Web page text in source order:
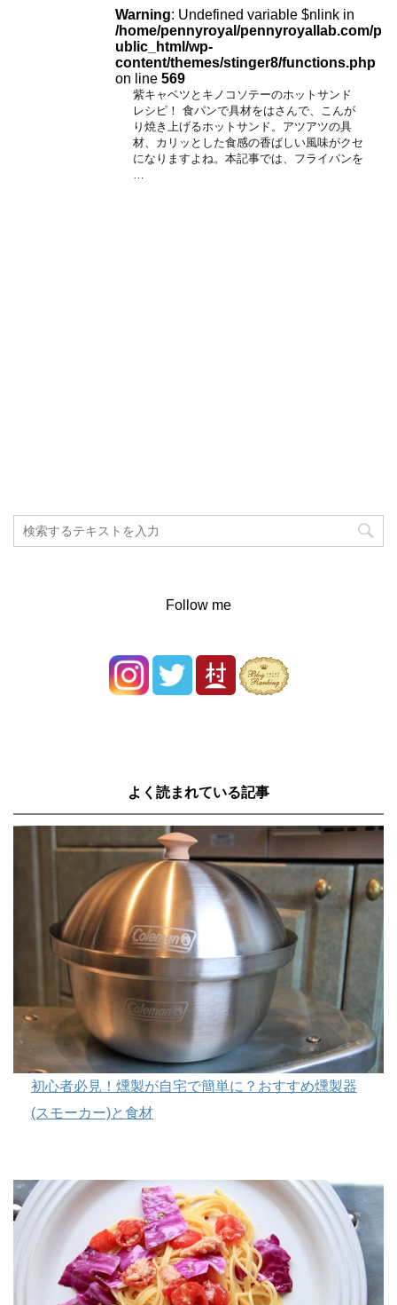
Warning: Undefined variable $nlink in
/home/pennyroyal/pennyroyallab.com/p
ublic_html/wp-
content/themes/stinger8/functions.php
on line 569
紫キャベツとキノコソテーのホットサンド
レシピ！ 食パンで具材をはさんで、こんが
り焼き上げるホットサンド。アツアツの具
材、カリッとした食感の香ばしい風味がクセ
になりますよね。本記事では、フライパンを
…
Follow me
よく読まれている記事
初心者必見！燻製が自宅で簡単に？おすすめ燻製器
(スモーカー)と食材